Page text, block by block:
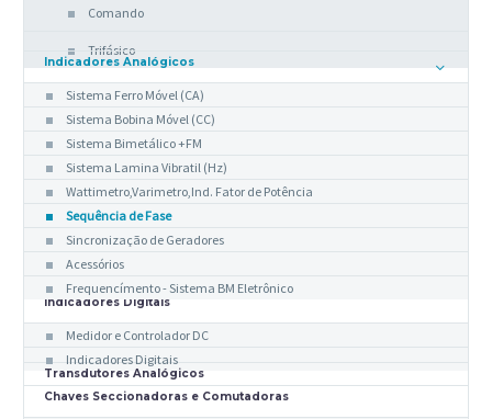
Comando
Trifásico
Indicadores Analógicos
Sistema Ferro Móvel (CA)
Sistema Bobina Móvel (CC)
Sistema Bimetálico +FM
Sistema Lamina Vibratil (Hz)
Wattimetro,Varimetro,Ind. Fator de Potência
Sequência de Fase
Sincronização de Geradores
Acessórios
Frequencímento - Sistema BM Eletrônico
Indicadores Digitais
Medidor e Controlador DC
Indicadores Digitais
Transdutores Analógicos
Chaves Seccionadoras e Comutadoras